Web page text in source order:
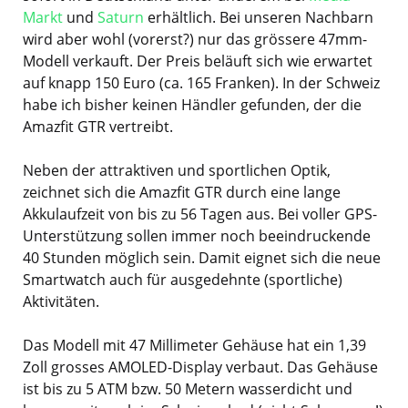
Markt und Saturn erhältlich. Bei unseren Nachbarn
wird aber wohl (vorerst?) nur das grössere 47mm-
Modell verkauft. Der Preis beläuft sich wie erwartet
auf knapp 150 Euro (ca. 165 Franken). In der Schweiz
habe ich bisher keinen Händler gefunden, der die
Amazfit GTR vertreibt.
Neben der attraktiven und sportlichen Optik,
zeichnet sich die Amazfit GTR durch eine lange
Akkulaufzeit von bis zu 56 Tagen aus. Bei voller GPS-
Unterstützung sollen immer noch beeindruckende
40 Stunden möglich sein. Damit eignet sich die neue
Smartwatch auch für ausgedehnte (sportliche)
Aktivitäten.
Das Modell mit 47 Millimeter Gehäuse hat ein 1,39
Zoll grosses AMOLED-Display verbaut. Das Gehäuse
ist bis zu 5 ATM bzw. 50 Metern wasserdicht und